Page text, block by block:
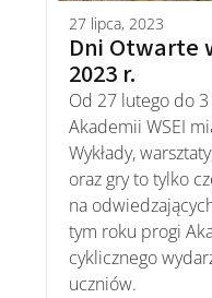
27 lipca, 2023
Dni Otwarte
2023 r.
Od 27 lutego do
Akademii WSEI
Wykłady,
oraz gry to tylko
na
tym roku progi
cyklicznego
uczniów.